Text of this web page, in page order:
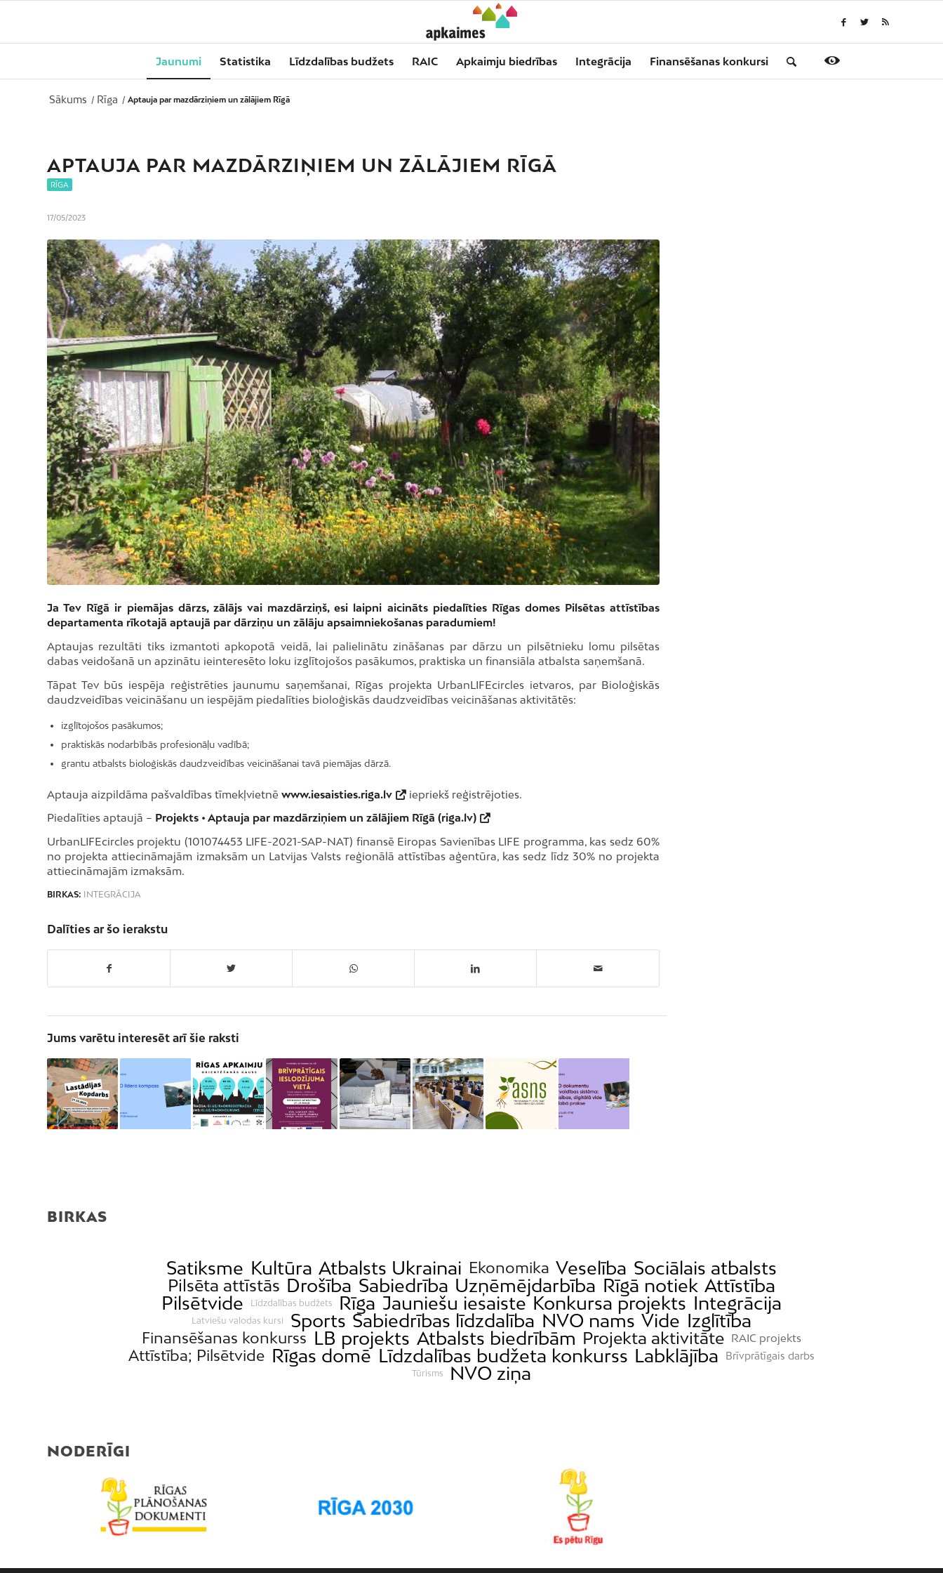
Jaunumi Statistika Līdzdalības budžets RAIC Apkaimju biedrības Integrācija Finansēšanas konkursi
Sākums / Rīga / Aptauja par mazdārziņiem un zālājiem Rīgā
APTAUJA PAR MAZDĀRZIŅIEM UN ZĀLĀJIEM RĪGĀ
RĪGA
17/05/2023
Ja Tev Rīgā ir piemājas dārzs, zālājs vai mazdārziņš, esi laipni aicināts piedalīties Rīgas domes Pilsētas attīstības
departamenta rīkotajā aptaujā par dārziņu un zālāju apsaimniekošanas paradumiem!
Aptaujas rezultāti tiks izmantoti apkopotā veidā, lai palielinātu zināšanas par dārzu un pilsētnieku lomu pilsētas
dabas veidošanā un apzinātu ieinteresēto loku izglītojošos pasākumos, praktiska un finansiāla atbalsta saņemšanā.
Tāpat Tev būs iespēja reģistrēties jaunumu saņemšanai, Rīgas projekta UrbanLIFEcircles ietvaros, par Bioloģiskās
daudzveidības veicināšanu un iespējām piedalīties bioloģiskās daudzveidības veicināšanas aktivitātēs:
izglītojošos pasākumos;
praktiskās nodarbībās profesionāļu vadībā;
grantu atbalsts bioloģiskās daudzveidības veicināšanai tavā piemājas dārzā.
Aptauja aizpildāma pašvaldības tīmekļvietnē www.iesaisties.riga.lv
iepriekš reģistrējoties.
Piedalīties aptaujā – Projekts • Aptauja par mazdārziņiem un zālājiem Rīgā (riga.lv)
UrbanLIFEcircles projektu (101074453 LIFE-2021-SAP-NAT) finansē Eiropas Savienības LIFE programma, kas sedz 60%
no projekta attiecināmajām izmaksām un Latvijas Valsts reģionālā attīstības aģentūra, kas sedz līdz 30% no projekta
attiecināmajām izmaksām.
BIRKAS: INTEGRĀCIJA
Dalīties ar šo ierakstu
Jums varētu interesēt arī šie raksti
BIRKAS
Satiksme Kultūra Atbalsts Ukrainai Ekonomika Veselība Sociālais atbalsts
Pilsēta attīstās Drošība Sabiedrība Uzņēmējdarbība Rīgā notiek Attīstība
Pilsētvide
Līdzdalības budžets Rīga Jauniešu iesaiste Konkursa projekts Integrācija
Latviešu valodas kursi Sports Sabiedrības līdzdalība NVO nams Vide Izglītība
Finansēšanas konkurss LB projekts Atbalsts biedrībām Projekta aktivitāte RAIC projekts
Attīstība; Pilsētvide Rīgas domē Līdzdalības budžeta konkurss Labklājība Brīvprātīgais darbs
Tūrisms NVO ziņa
NODERĪGI